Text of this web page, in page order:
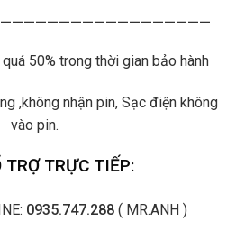
50% trong thời gian bảo hành
,không nhận pin, Sạc điện không
vào pin.
TRỢ TRỰC TIẾP:
0935.747.288 ( MR.ANH )